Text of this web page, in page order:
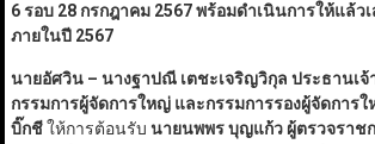
6รอบ 28กรกฎาคม 2567พร้อมดำเนินการให้แล้ว
ภายในปี 2567
นายอัศวิน – นางฐาปณี เตชะเจริญวิกุล ประธานเ
กรรมการผู้จัดการใหญ่ และกรรมการรองผู้จัดการ
บิ๊กชีให้การต้อนรับ นายนพพร บุญแก้ว ผู้ตรวจราช